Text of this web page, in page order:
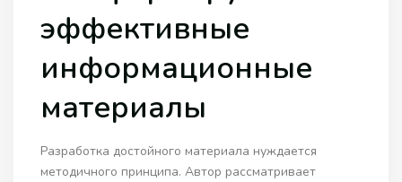
эффективные
информационные
материалы
Разработка достойного материала нуждается
методичного принципа. Автор рассматривает